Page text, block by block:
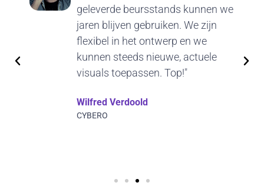
geleverde beursstands kunnen we
jaren blijven gebruiken. We zijn
flexibel in het ontwerp en we
kunnen steeds nieuwe, actuele
visuals toepassen. Top!"
Wilfred Verdoold
CYBERO